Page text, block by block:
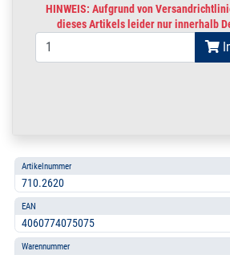
HINWEIS: Aufgrund von
dieses Artikels leider nur innerhalb
Artikelnummer
710.2620
EAN
4060774075075
Warennummer